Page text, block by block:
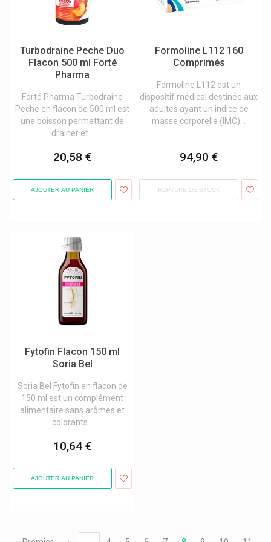
Turbodraine Peche Duo
Flacon 500 ml Forté
Pharma
Forté Pharma Turbodraine
Peche en flacon de 500 ml est
une boisson permettant de
drainer et...
20,58 €
AJOUTER AU PANIER
Formoline L112 160
Comprimés
Formoline L112 est un
dispositif médical destinée aux
adultes ayant un indice de
masse corporelle (IMC)...
94,90 €
RUPTURE DE STOCK
Fytofin Flacon 150 ml
Soria Bel
Soria Bel Fytofin en flacon de
150 ml est un complément
alimentaire sans arômes et
colorants...
10,64 €
AJOUTER AU PANIER